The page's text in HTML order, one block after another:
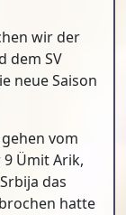
wir der
dem SV
neue Saison
vom
Ümit Arik,
das
hatte